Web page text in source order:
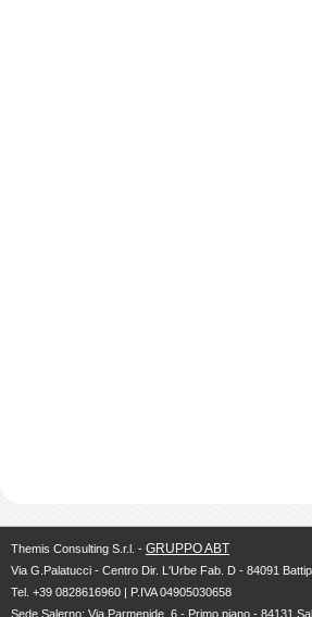
Themis Consulting S.r.l. - GRUPPO ABT
Via G.Palatucci - Centro Dir. L'Urbe Fab. D - 84091
Tel. +39 0828616960 | P.IVA 04905030658
Sede Salerno: Via Parmenide, 6 - Primo piano - 84131